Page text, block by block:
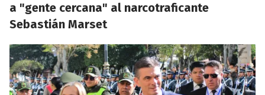
a "gente cercana" al narcotraficante
Sebastián Marset